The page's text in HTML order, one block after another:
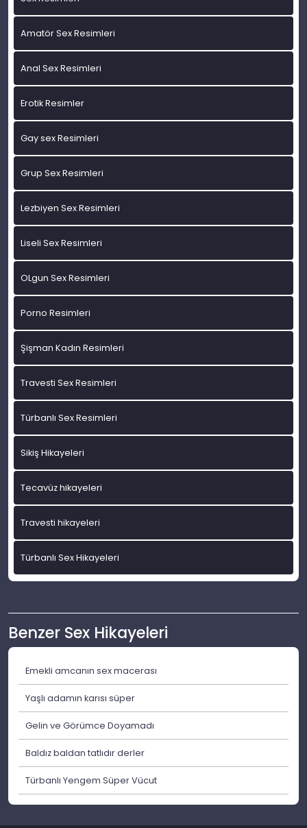
Amatör Sex Resimleri
Anal Sex Resimleri
Erotik Resimler
Gay sex Resimleri
Grup Sex Resimleri
Lezbiyen Sex Resimleri
Liseli Sex Resimleri
OLgun Sex Resimleri
Porno Resimleri
Şişman Kadın Resimleri
Travesti Sex Resimleri
Türbanlı Sex Resimleri
Sikiş Hikayeleri
Tecavüz hikayeleri
Travesti hikayeleri
Türbanlı Sex Hikayeleri
Benzer Sex Hikayeleri
Emekli amcanın sex macerası
Yaşlı adamın karısı süper
Gelin ve Görümce Doyamadı
Baldız baldan tatlıdır derler
Türbanlı Yengem Süper Vücut